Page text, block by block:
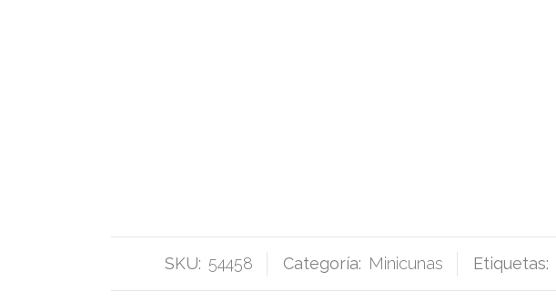
SKU: 54458 Categoría: Minicunas Etiquetas: